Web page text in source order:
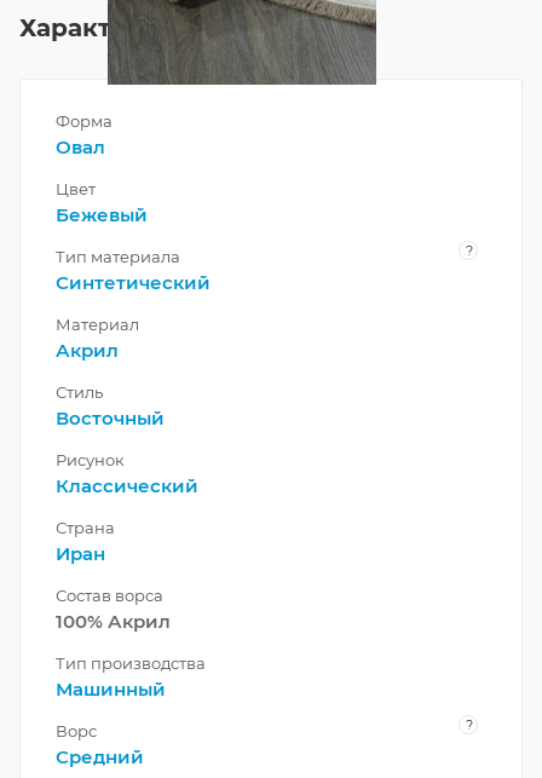
Характеристики
Форма
Овал
Цвет
Бежевый
Тип материала ?
Синтетический
Материал
Акрил
Стиль
Восточный
Рисунок
Классический
Страна
Иран
Состав ворса
100% Акрил
Тип производства
Машинный
Ворс ?
Средний